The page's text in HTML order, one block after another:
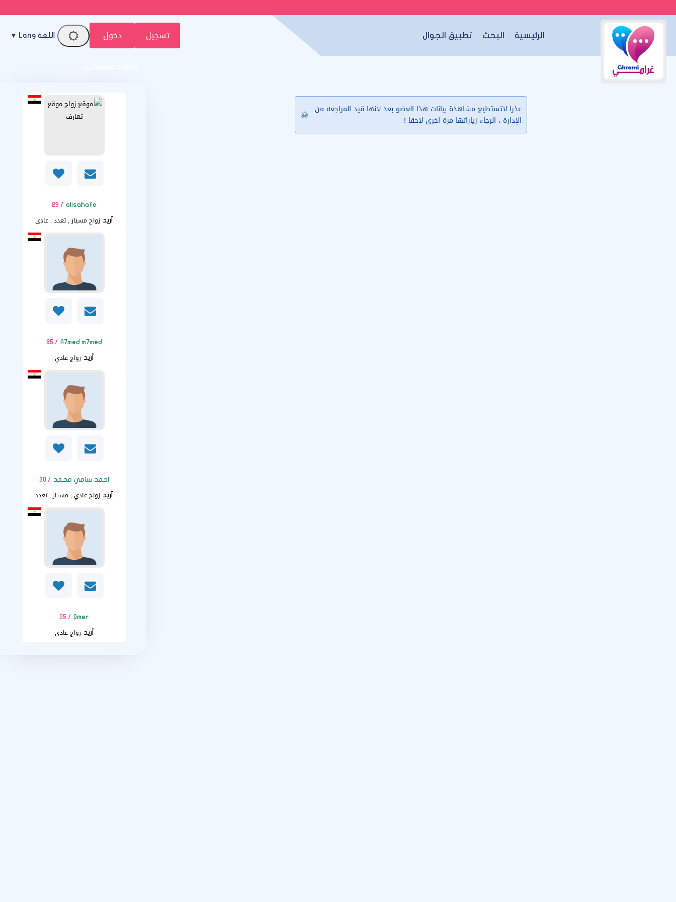
الرئيسية البحث تطبيق الجوال تسجيل دخول اللغة Lang ▼
عذرا لاتستطيع مشاهدة بيانات هذا العضو بعد لأنها قيد المراجعه من
الإدارة ، الرجاء زياراتها مرة اخرى لاحقا !
alisahafe
/ 29
أريد زواج مسيار , تعدد , عادي
A7med m7med
/ 35
أريد زواج عادي
احمد سامي محمد / 30
أريد زواج عادي , مسيار , تعدد
0mer
/ 25
أريد زواج عادي